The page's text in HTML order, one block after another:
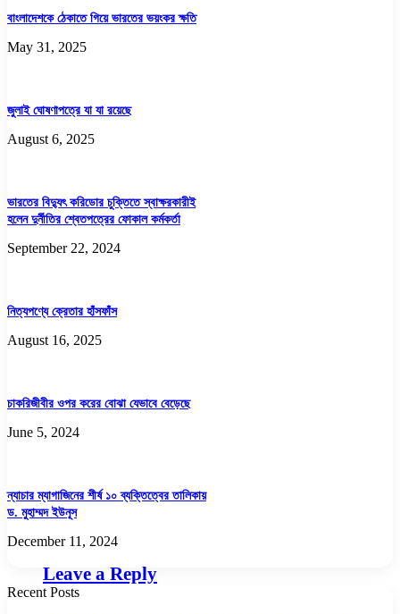
বাংলাদেশকে ঠেকাতে গিয়ে ভারতের ভয়ংকর ক্ষতি
May 31, 2025
জুলাই ঘোষণাপত্রে যা যা রয়েছে
August 6, 2025
ভারতের বিদ্যুৎ করিডোর চুক্তিতে স্বাক্ষরকারীই
হলেন দুর্নীতির শ্বেতপত্রের ফোকাল কর্মকর্তা
September 22, 2024
নিত্যপণ্যে ক্রেতার হাঁসফাঁস
August 16, 2025
চাকরিজীবীর ওপর করের বোঝা যেভাবে বেড়েছে
June 5, 2024
ন্যাচার ম্যাগাজিনের শীর্ষ ১০ ব্যক্তিত্বের তালিকায়
ড. মুহাম্মদ ইউনূস
December 11, 2024
Leave a Reply
Recent Posts